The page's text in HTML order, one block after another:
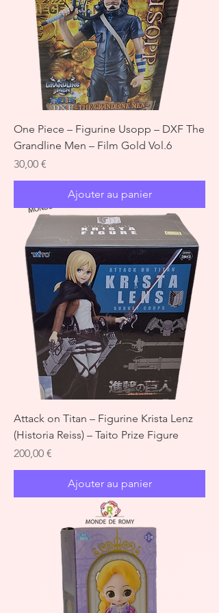
One Piece – Figurine Usopp – DXF The
Grandline Men – Film Gold Vol.6
Prix
30,00 €
Ajouter au panier
Attack on Titan – Figurine Krista Lenz
(Historia Reiss) – Taito Prize Figure
Prix
200,00 €
Ajouter au panier